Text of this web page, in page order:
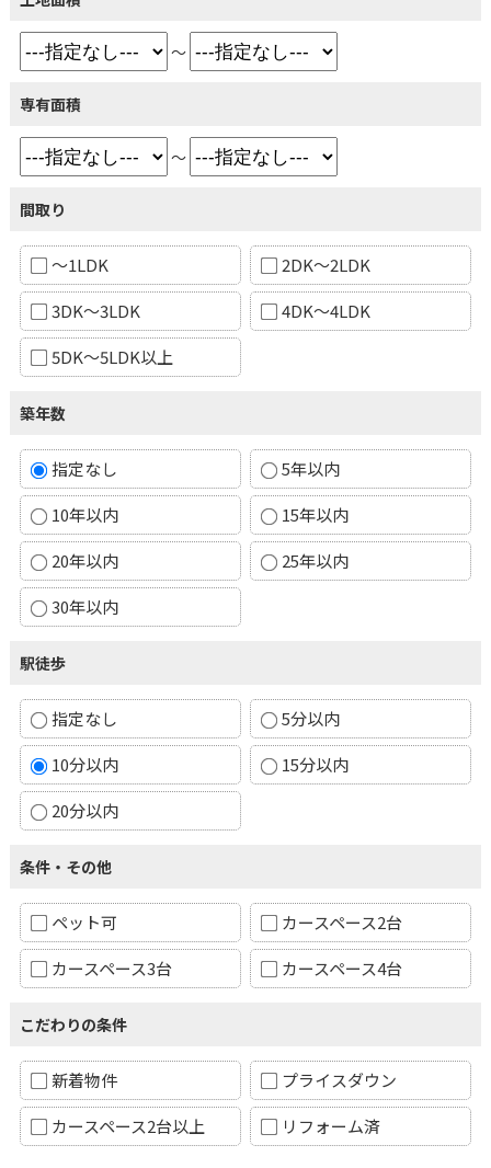
～
専有面積
～
間取り
～1LDK
2DK～2LDK
3DK～3LDK
4DK～4LDK
5DK～5LDK以上
築年数
指定なし
5年以内
10年以内
15年以内
20年以内
25年以内
30年以内
駅徒歩
指定なし
5分以内
10分以内
15分以内
20分以内
条件・その他
ペット可
カースペース2台
カースペース3台
カースペース4台
こだわりの条件
新着物件
プライスダウン
カースペース2台以上
リフォーム済